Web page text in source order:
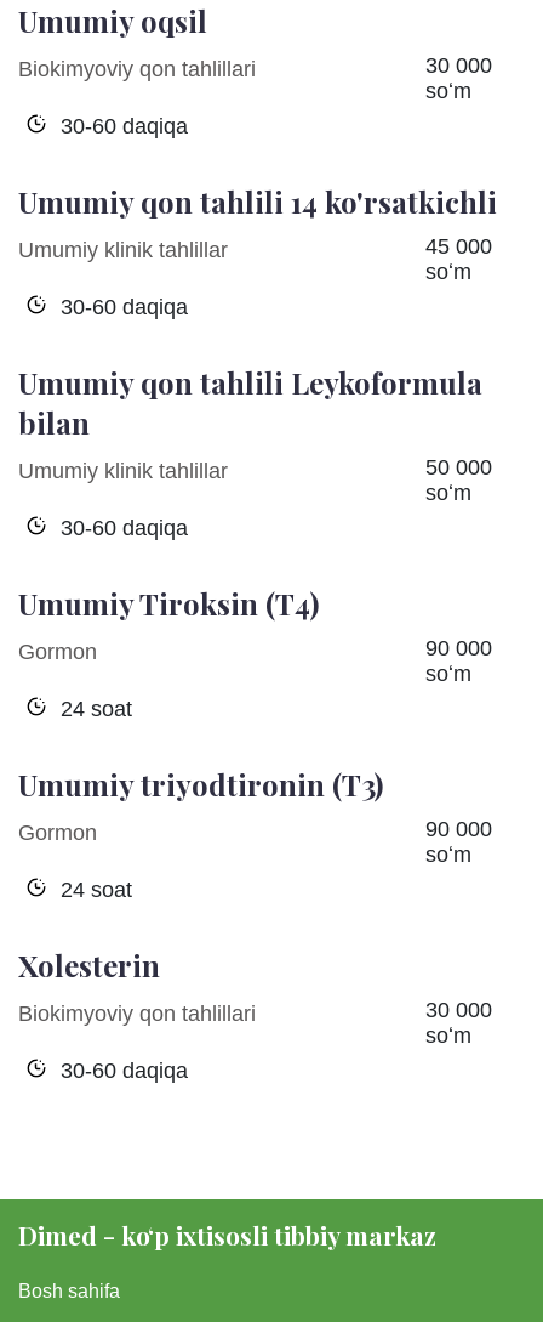
Umumiy oqsil
Biokimyoviy qon tahlillari
30-60 daqiqa
30 000
soʻm
Umumiy qon tahlili 14 ko'rsatkichli
Umumiy klinik tahlillar
30-60 daqiqa
45 000
soʻm
Umumiy qon tahlili Leykoformula
bilan
Umumiy klinik tahlillar
30-60 daqiqa
50 000
soʻm
Umumiy Tiroksin (T4)
Gormon
24 soat
90 000
soʻm
Umumiy triyodtironin (T3)
Gormon
24 soat
90 000
soʻm
Xolesterin
Biokimyoviy qon tahlillari
30-60 daqiqa
30 000
soʻm
Dimed - koʻp ixtisosli tibbiy markaz
Bosh sahifa